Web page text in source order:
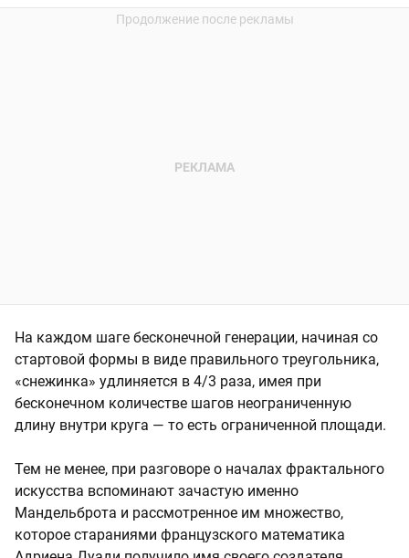
На каждом шаге бесконечной генерации, начиная со
стартовой формы в виде правильного треугольника,
«снежинка» удлиняется в 4/3 раза, имея при
бесконечном количестве шагов неограниченную
длину внутри круга — то есть ограниченной площади.
Тем не менее, при разговоре о началах фрактального
искусства вспоминают зачастую именно
Мандельброта и рассмотренное им множество,
которое стараниями французского математика